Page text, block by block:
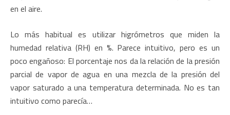
en el aire.
Lo más habitual es utilizar higrómetros que miden la
humedad relativa (RH) en %. Parece intuitivo, pero es un
poco engañoso: El porcentaje nos da la relación de la presión
parcial de vapor de agua en una mezcla de la presión del
vapor saturado a una temperatura determinada. No es tan
intuitivo como parecía…